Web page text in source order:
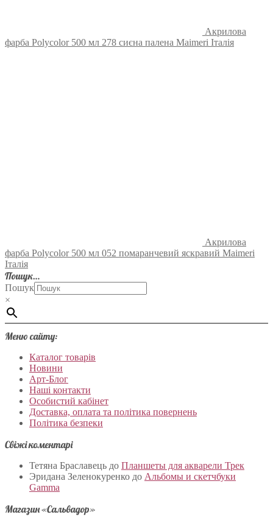
Акрилова
фарба Polycolor 500 мл 278 сиєна палена Maimeri Італія
Акрилова
фарба Polycolor 500 мл 052 помаранчевий яскравий Maimeri
Італія
Пошук…
Пошук
×
Меню сайту:
Каталог товарів
Новини
Арт-Блог
Наші контакти
Особистий кабінет
Доставка, оплата та політика повернень
Політика безпеки
Свіжі коментарі
Тетяна Браславець до Планшеты для акварели Трек
Эридана Зеленокуренко до Альбомы и скетчбуки
Gamma
Магазин «Сальвадор»